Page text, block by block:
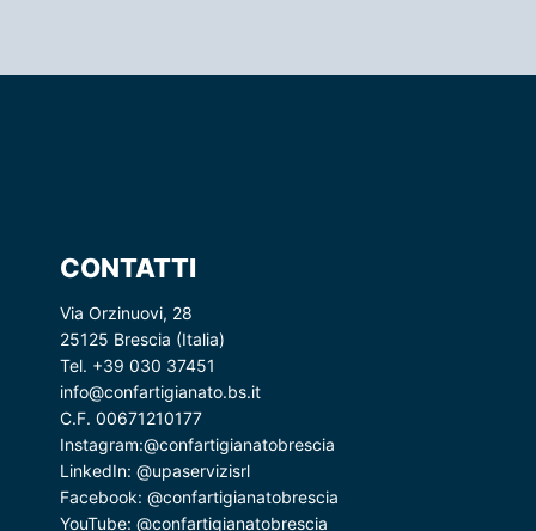
CONTATTI
Via Orzinuovi, 28
25125 Brescia (Italia)
Tel. +39 030 37451
info@confartigianato.bs.it
C.F. 00671210177
Instagram:@confartigianatobrescia
LinkedIn: @upaservizisrl
Facebook: @confartigianatobrescia
YouTube: @confartigianatobrescia